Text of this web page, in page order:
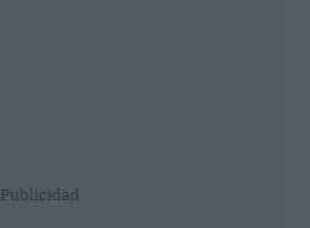
Publicidad